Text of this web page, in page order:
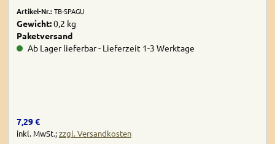
Artikel-Nr.:TB-SPAGU
Gewicht:0,2 kg
Paketversand
Ab Lager lieferbar - Lieferzeit 1-3 Werktage
Regulärer Preis:
7,29 €
inkl. MwSt.;zzgl. Versandkosten